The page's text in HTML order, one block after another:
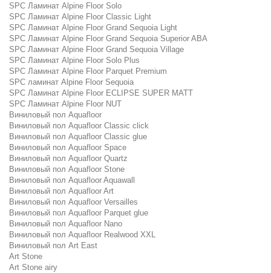
SPC Ламинат Alpine Floor Solo
SPC Ламинат Alpine Floor Classic Light
SPC Ламинат Alpine Floor Grand Sequoia Light
SPC Ламинат Alpine Floor Grand Sequoia Superior ABA
SPC Ламинат Alpine Floor Grand Sequoia Village
SPC Ламинат Alpine Floor Solo Plus
SPC Ламинат Alpine Floor Parquet Premium
SPC ламинат Alpine Floor Sequoia
SPC Ламинат Alpine Floor ECLIPSE SUPER MATT
SPC Ламинат Alpine Floor NUT
Виниловый пол Aquafloor
Виниловый пол Aquafloor Classic click
Виниловый пол Aquafloor Classic glue
Виниловый пол Aquafloor Space
Виниловый пол Aquafloor Quartz
Виниловый пол Aquafloor Stone
Виниловый пол Aquafloor Aquawall
Виниловый пол Aquafloor Art
Виниловый пол Aquafloor Versailles
Виниловый пол Aquafloor Parquet glue
Виниловый пол Aquafloor Nano
Виниловый пол Aquafloor Realwood XXL
Виниловый пол Art East
Art Stone
Art Stone airy